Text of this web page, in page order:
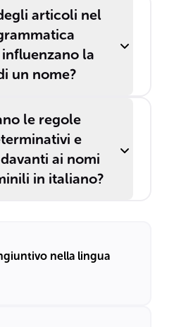
articoli nel
la
un nome?
le regole
e
ai nomi
in italiano?
nella lingua